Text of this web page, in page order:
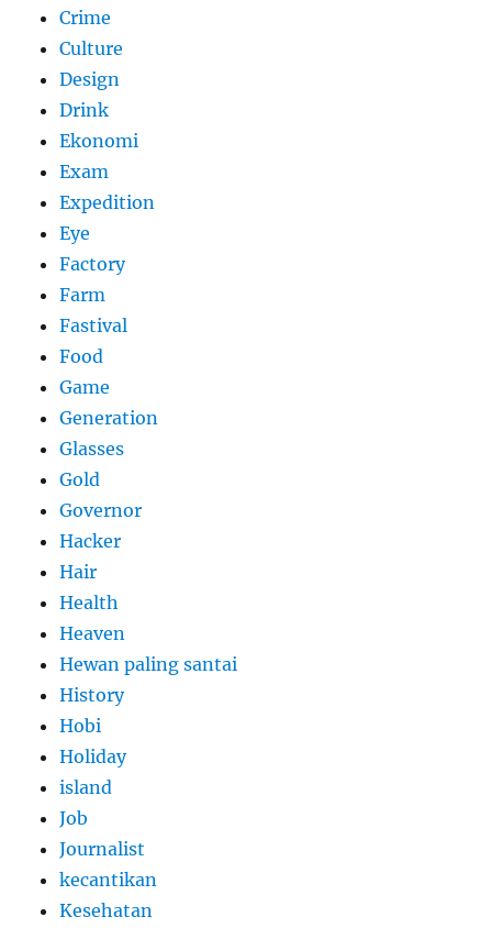
Crime
Culture
Design
Drink
Ekonomi
Exam
Expedition
Eye
Factory
Farm
Fastival
Food
Game
Generation
Glasses
Gold
Governor
Hacker
Hair
Health
Heaven
Hewan paling santai
History
Hobi
Holiday
island
Job
Journalist
kecantikan
Kesehatan